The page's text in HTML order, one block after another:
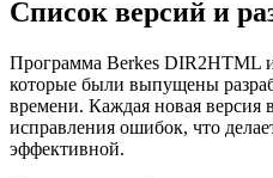
Список версий и
Программа Berkes DIR2HTML
которые были выпущены
времени. Каждая новая версия
исправления ошибок, что
эффективной.